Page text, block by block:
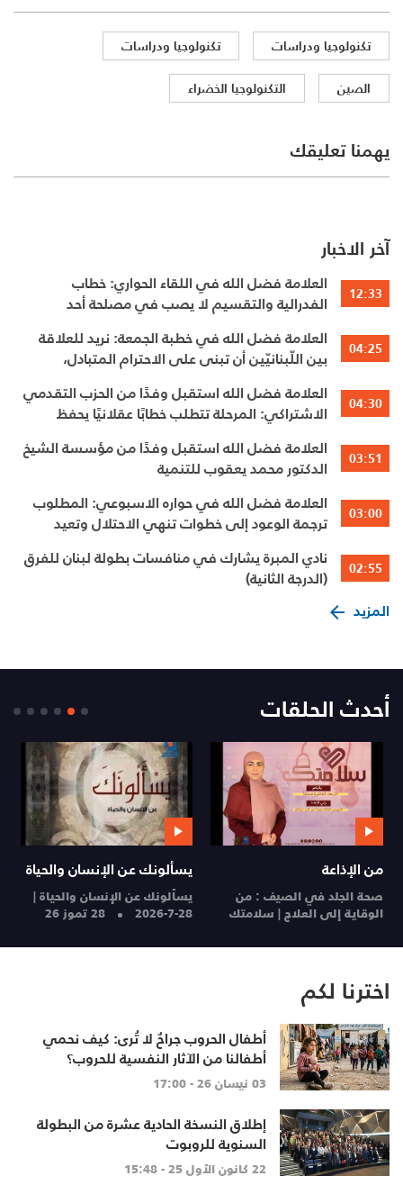
تكنولوجيا ودراسات
تكنولوجيا ودراسات
الصين
التكنولوجيا الخضراء
يهمنا تعليقك
آخر الاخبار
12:33
العلامة فضل الله في اللقاء الحواري: خطاب
الفدرالية والتقسيم لا يصب في مصلحة أحد
04:25
العلامة فضل الله في خطبة الجمعة: نريد للعلاقة
بين اللّبنانيّين أن تبنى على الاحترام المتبادل،
04:30
العلامة فضل الله استقبل وفدًا من الحزب التقدمي
الاشتراكي: المرحلة تتطلب خطابًا عقلانيًا يحفظ
03:51
العلامة فضل الله استقبل وفدًا من مؤسسة الشيخ
الدكتور محمد يعقوب للتنمية
03:00
العلامة فضل الله في حواره الاسبوعي: المطلوب
ترجمة الوعود إلى خطوات تنهي الاحتلال وتعيد
02:55
نادي المبرة يشارك في منافسات بطولة لبنان للفرق
(الدرجة الثانية)
المزيد
أحدث الحلقات
من الإذاعة
صحة الجلد في الصيف : من
الوقاية إلى العلاج | سلامتك
يسألونك عن الإنسان والحياة
يسألونك عن الإنسان والحياة |
28-7-2026 28 تموز 26
اخترنا لكم
أطفال الحروب جراحٌ لا تُرى: كيف نحمي
أطفالنا من الآثار النفسية للحروب؟
03 نيسان 26 - 17:00
إطلاق النسخة الحادية عشرة من البطولة
السنوية للروبوت
22 كانون الأول 25 - 15:48